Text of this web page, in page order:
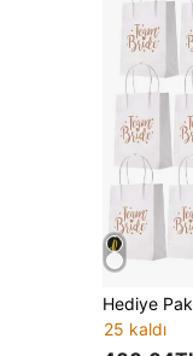
Hediye
25 kaldı